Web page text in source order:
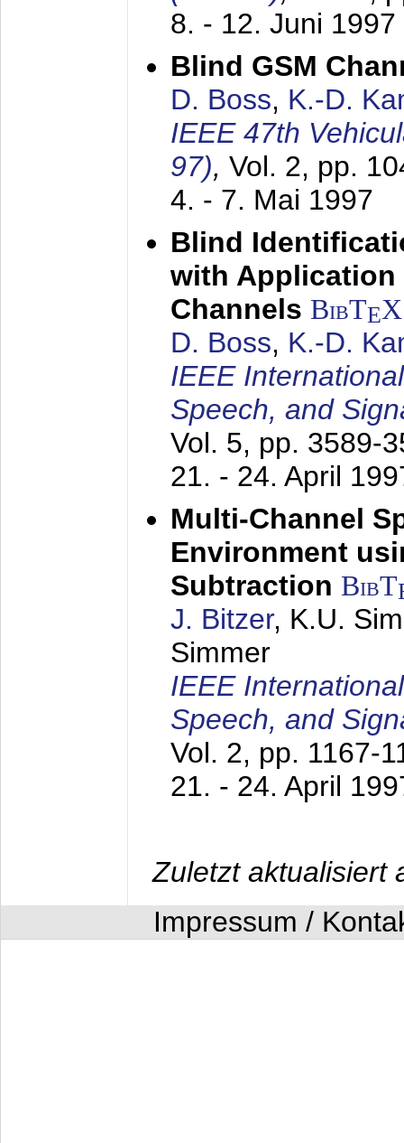
8. - 12. Juni 1997
Blind GSM
D. Boss, K.-D.
IEEE 47th
97), Vol. 2, pp.
4. - 7. Mai 1997
Blind
with Application
Channels BibTEX
D. Boss, K.-D.
IEEE
Speech, and
Vol. 5, pp. 3589-
21. - 24. April
Multi-Channel
Environment
Subtraction BibT
J. Bitzer, K.U.
Simmer
IEEE
Speech, and
Vol. 2, pp. 1167-
21. - 24. April
Zuletzt aktualisiert
Impressum /